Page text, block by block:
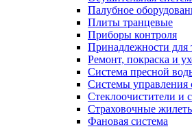
Палубное
Плиты транцевые
Приборы контроля
Принадлежности для
Ремонт, покраска и
Система пресной
Системы управления
Стеклоочистители и
Страховочные
Фановая система